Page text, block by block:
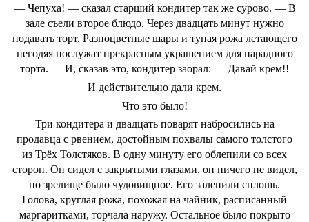
— Чепуха! — сказал старший кондитер так же сурово. — В
зале съели второе блюдо. Через двадцать минут нужно
подавать торт. Разноцветные шары и тупая рожа летающего
негодяя послужат прекрасным украшением для парадного
торта. — И, сказав это, кондитер заорал: — Давай крем!!
И действительно дали крем.
Что это было!
Три кондитера и двадцать поварят набросились на
продавца с рвением, достойным похвалы самого толстого
из Трёх Толстяков. В одну минуту его облепили со всех
сторон. Он сидел с закрытыми глазами, он ничего не видел,
но зрелище было чудовищное. Его залепили сплошь.
Голова, круглая рожа, похожая на чайник, расписанный
маргаритками, торчала наружу. Остальное было покрыто